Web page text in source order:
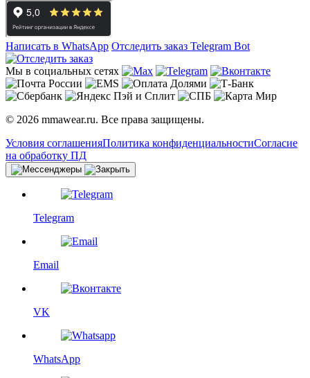
Написать в WhatsApp Отследить заказ Telegram Bot
Мы в социальных сетях
© 2026 mmawear.ru. Все права защищены.
Условия соглашенияПолитика конфиденциальностиСогласие
на обработку ПД
Telegram
Email
VK
WhatsApp